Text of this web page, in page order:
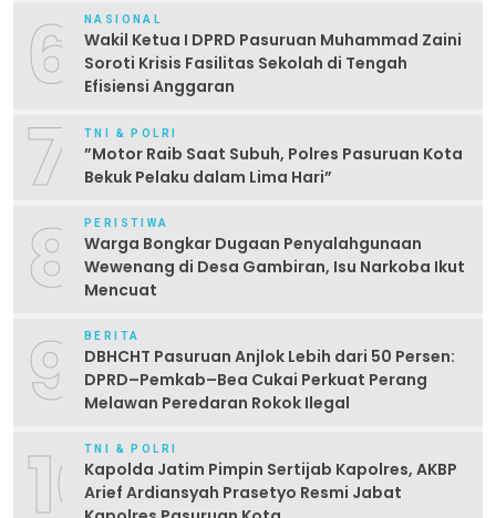
6 NASIONAL
Wakil Ketua I DPRD Pasuruan Muhammad Zaini
Soroti Krisis Fasilitas Sekolah di Tengah
Efisiensi Anggaran
7 TNI & POLRI
‎”Motor Raib Saat Subuh, Polres Pasuruan Kota
Bekuk Pelaku dalam Lima Hari” ‎
8 PERISTIWA
Warga Bongkar Dugaan Penyalahgunaan
Wewenang di Desa Gambiran, Isu Narkoba Ikut
Mencuat
9 BERITA
DBHCHT Pasuruan Anjlok Lebih dari 50 Persen:
DPRD–Pemkab–Bea Cukai Perkuat Perang
Melawan Peredaran Rokok Ilegal
10TNI & POLRI
Kapolda Jatim Pimpin Sertijab Kapolres, AKBP
Arief Ardiansyah Prasetyo Resmi Jabat